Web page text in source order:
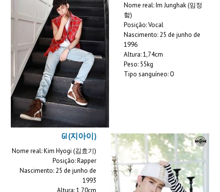
Nome real: Im Junghak (임정
핰)
Posição: Vocal
Nascimento: 25 de junho de
1996
Altura: 1,74cm
Peso: 55kg
Tipo sanguíneo: O
GI (지아이)
Nome real: Kim Hyogi (김효기)
Posição: Rapper
Nascimento: 25 de junho de
1993
Altura: 1,70cm